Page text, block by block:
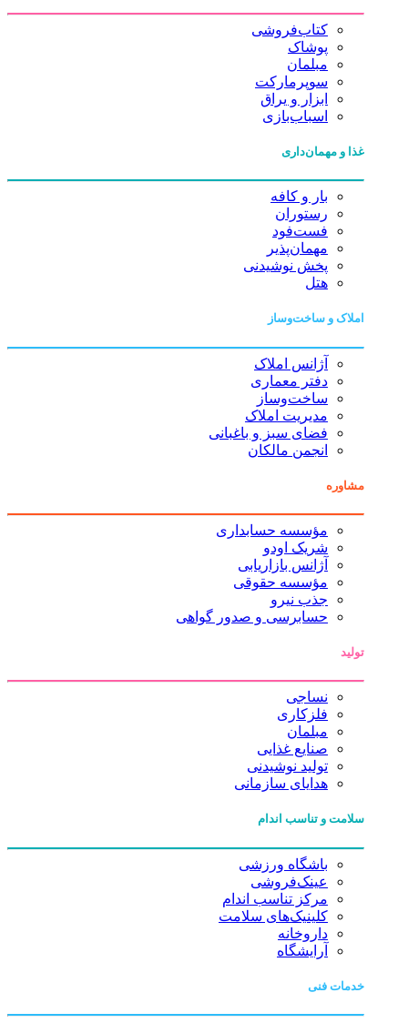
کتاب‌فروشی
پوشاک
مبلمان
سوپرمارکت
ابزار و یراق
اسباب‌بازی
غذا و مهمان‌داری
بار و کافه
رستوران
فست‌فود
مهمان‌پذیر
پخش نوشیدنی
هتل
املاک و ساخت‌وساز
آژانس املاک
دفتر معماری
ساخت‌وساز
مدیریت املاک
فضای سبز و باغبانی
انجمن مالکان
مشاوره
مؤسسه حسابداری
شریک اودو
آژانس بازاریابی
مؤسسه حقوقی
جذب نیرو
حسابرسی و صدور گواهی
نساجی
فلزکاری
مبلمان
صنایع غذایی
تولید نوشیدنی
هدایای سازمانی
سلامت و تناسب اندام
باشگاه ورزشی
عینک‌فروشی
مرکز تناسب اندام
کلینیک‌های سلامت
داروخانه
آرایشگاه
خدمات فنی